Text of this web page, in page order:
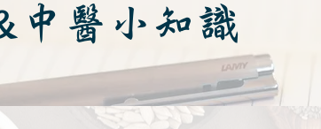
中醫小知識